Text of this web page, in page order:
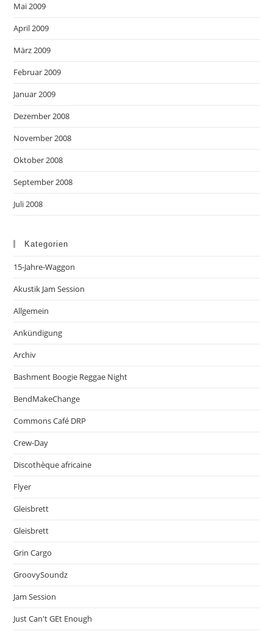
Mai 2009
April 2009
März 2009
Februar 2009
Januar 2009
Dezember 2008
November 2008
Oktober 2008
September 2008
Juli 2008
Kategorien
15-Jahre-Waggon
Akustik Jam Session
Allgemein
Ankündigung
Archiv
Bashment Boogie Reggae Night
BendMakeChange
Commons Café DRP
Crew-Day
Discothèque africaine
Flyer
Gleisbrett
Gleisbrett
Grin Cargo
GroovySoundz
Jam Session
Just Can't GEt Enough